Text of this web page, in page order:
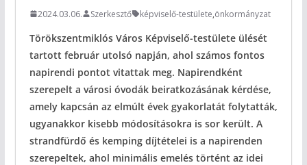
2024.03.06. Szerkesztő képviselő-testülete,önkormányzat
Törökszentmiklós Város Képviselő-testülete ülését
tartott február utolsó napján, ahol számos fontos
napirendi pontot vitattak meg. Napirendként
szerepelt a városi óvodák beiratkozásának kérdése,
amely kapcsán az elmúlt évek gyakorlatát folytatták,
ugyanakkor kisebb módosításokra is sor került. A
strandfürdő és kemping díjtételei is a napirenden
szerepeltek, ahol minimális emelés történt az idei